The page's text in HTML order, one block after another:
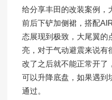
给分享丰田的改装案例，
前后下铲加侧裙，搭配
态展现到极致，大尾翼的
亮，对于气动避震来说有
改了之后就不能正常开了
可以升降底盘，如果遇到
通过。